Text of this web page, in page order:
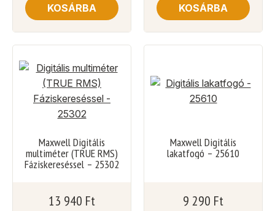
KOSÁRBA KOSÁRBA
Maxwell Digitális
multiméter (TRUE RMS)
Fáziskereséssel – 25302
13 940 Ft
Maxwell Digitális
lakatfogó – 25610
9 290 Ft